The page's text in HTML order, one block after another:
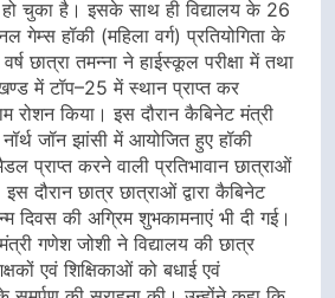
हो चुका है। इसके साथ ही विद्यालय के 26
गेम्स हॉकी (महिला वर्ग) प्रतियोगिता के
छात्रा तमन्ना ने हाईस्कूल परीक्षा में तथा
में टॉप–25 में स्थान प्राप्त कर
रोशन किया। इस दौरान कैबिनेट मंत्री
जॉन झांसी में आयोजित हुए हॉकी
प्राप्त करने वाली प्रतिभावान छात्राओं
दौरान छात्र छात्राओं द्वारा कैबिनेट
दिवस की अग्रिम शुभकामनाएं भी दी गई।
गणेश जोशी ने विद्यालय की छात्र
एवं शिक्षिकाओं को बधाई एवं